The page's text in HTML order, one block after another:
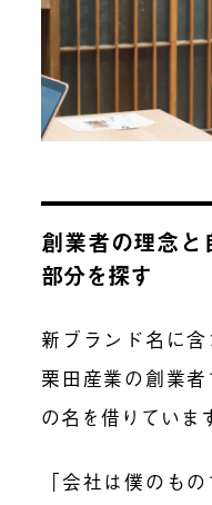
創業者の理念と
部分を探す
新ブランド名に
栗田産業の創業
の名を借りていま
「会社は僕のも